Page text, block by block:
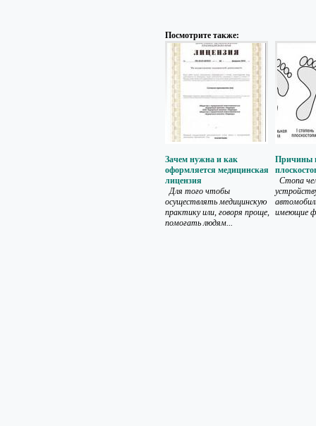
Посмотрите также:
Зачем нужна и как
оформляется медицинская
лицензия
Для того чтобы
осуществлять медицинскую
практику или, говоря проще,
помогать людям...
Причины
Стопа
имеющие